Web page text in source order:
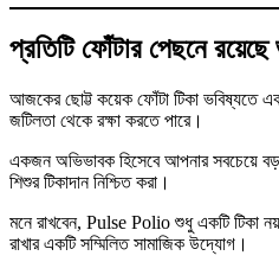
প্রতিটি ফোঁটার পেছনে রয়েছে
আজকের ছোট্ট কয়েক ফোঁটা টিকা ভবিষ্যতে
জটিলতা থেকে রক্ষা করতে পারে।
একজন অভিভাবক হিসেবে আপনার সবচেয়ে
শিশুর টিকাদান নিশ্চিত করা।
মনে রাখবেন, Pulse Polio শুধু একটি টিকা
রাখার একটি সম্মিলিত সামাজিক উদ্যোগ।